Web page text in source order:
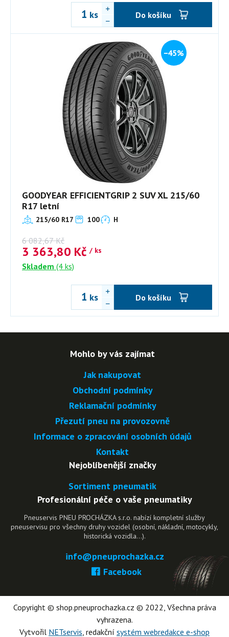
ks Do košíku
−45%
GOODYEAR EFFICIENTGRIP 2 SUV XL 215/60
R17 letní
215/60 R17 100 H
6 082,67 Kč
3 363,80 Kč / ks
Skladem (4 ks)
ks Do košíku
Mohlo by vás zajímat
Jak nakupovat
Obchodní podmínky
Reklamační podmínky
Přezutí pneu na provozovně
Informace o zpracování osobních údajů
Kontakt
Nejoblíbenější značky
Sortiment pneumatik
Profesionální péče o vaše pneumatiky
Pneuservis PNEU PROCHÁZKA s.r.o. nabízí kompletní služby
pneuservisu pro všechny druhy vozidel (osobní, nákladní, motocykly,
historická vozidla…).
info@pneuprochazka.cz
Facebook
Copyright © shop.pneuprochazka.cz © 2022, Všechna práva
vyhrazena.
Vytvořil NETservis , redakční systém webredakce e-shop